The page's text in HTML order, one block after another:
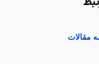
مقالات